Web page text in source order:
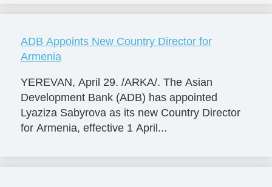
ADB Appoints New Country Director for
Armenia
YEREVAN, April 29. /ARKA/. The Asian
Development Bank (ADB) has appointed
Lyaziza Sabyrova as its new Country Director
for Armenia, effective 1 April...